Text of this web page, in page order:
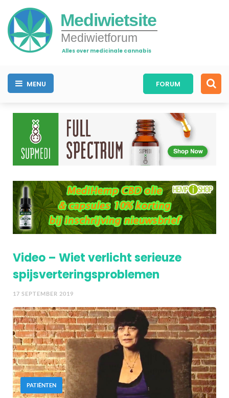
Mediwietsite
Mediwietforum
Alles over medicinale cannabis
MENU FORUM
Video – Wiet verlicht serieuze
spijsverteringsproblemen
17 SEPTEMBER 2019
PATIËNTEN